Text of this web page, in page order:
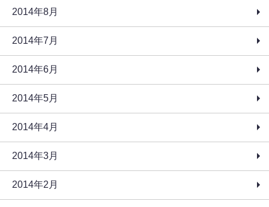
2014年8月
2014年7月
2014年6月
2014年5月
2014年4月
2014年3月
2014年2月